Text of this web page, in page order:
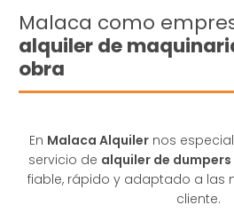
Malaca como
alquiler de
obra
En Malaca Alquilernos
servicio de alquiler de
fiable, rápido y adaptado a las
cliente.